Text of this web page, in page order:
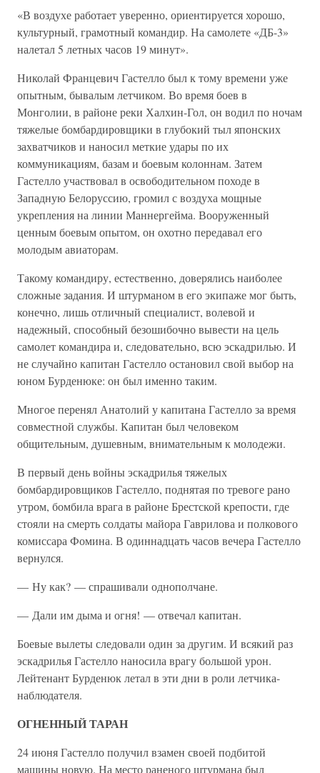
«В воздухе работает уверенно, ориентируется хорошо,
культурный, грамотный командир. На самолете «ДБ-3»
налетал 5 летных часов 19 минут».
Николай Францевич Гастелло был к тому времени уже
опытным, бывалым летчиком. Во время боев в
Монголии, в районе реки Халхин-Гол, он водил по ночам
тяжелые бомбардировщики в глубокий тыл японских
захватчиков и наносил меткие удары по их
коммуникациям, базам и боевым колоннам. Затем
Гастелло участвовал в освободительном походе в
Западную Белоруссию, громил с воздуха мощные
укрепления на линии Маннергейма. Вооруженный
ценным боевым опытом, он охотно передавал его
молодым авиаторам.
Такому командиру, естественно, доверялись наиболее
сложные задания. И штурманом в его экипаже мог быть,
конечно, лишь отличный специалист, волевой и
надежный, способный безошибочно вывести на цель
самолет командира и, следовательно, всю эскадрилью. И
не случайно капитан Гастелло остановил свой выбор на
юном Бурденюке: он был именно таким.
Многое перенял Анатолий у капитана Гастелло за время
совместной службы. Капитан был человеком
общительным, душевным, внимательным к молодежи.
В первый день войны эскадрилья тяжелых
бомбардировщиков Гастелло, поднятая по тревоге рано
утром, бомбила врага в районе Брестской крепости, где
стояли на смерть солдаты майора Гаврилова и полкового
комиссара Фомина. В одиннадцать часов вечера Гастелло
вернулся.
— Ну как? — спрашивали однополчане.
— Дали им дыма и огня! — отвечал капитан.
Боевые вылеты следовали один за другим. И всякий раз
эскадрилья Гастелло наносила врагу большой урон.
Лейтенант Бурденюк летал в эти дни в роли летчика-
наблюдателя.
ОГНЕННЫЙ ТАРАН
24 июня Гастелло получил взамен своей подбитой
машины новую. На место раненого штурмана был